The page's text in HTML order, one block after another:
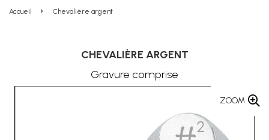
Accueil Chevalière argent
CHEVALIÈRE ARGENT
Gravure comprise
ZOOM